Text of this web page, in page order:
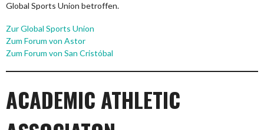
Global Sports Union betroffen.
Zur Global Sports Union
Zum Forum von Astor
Zum Forum von San Cristóbal
ACADEMIC ATHLETIC